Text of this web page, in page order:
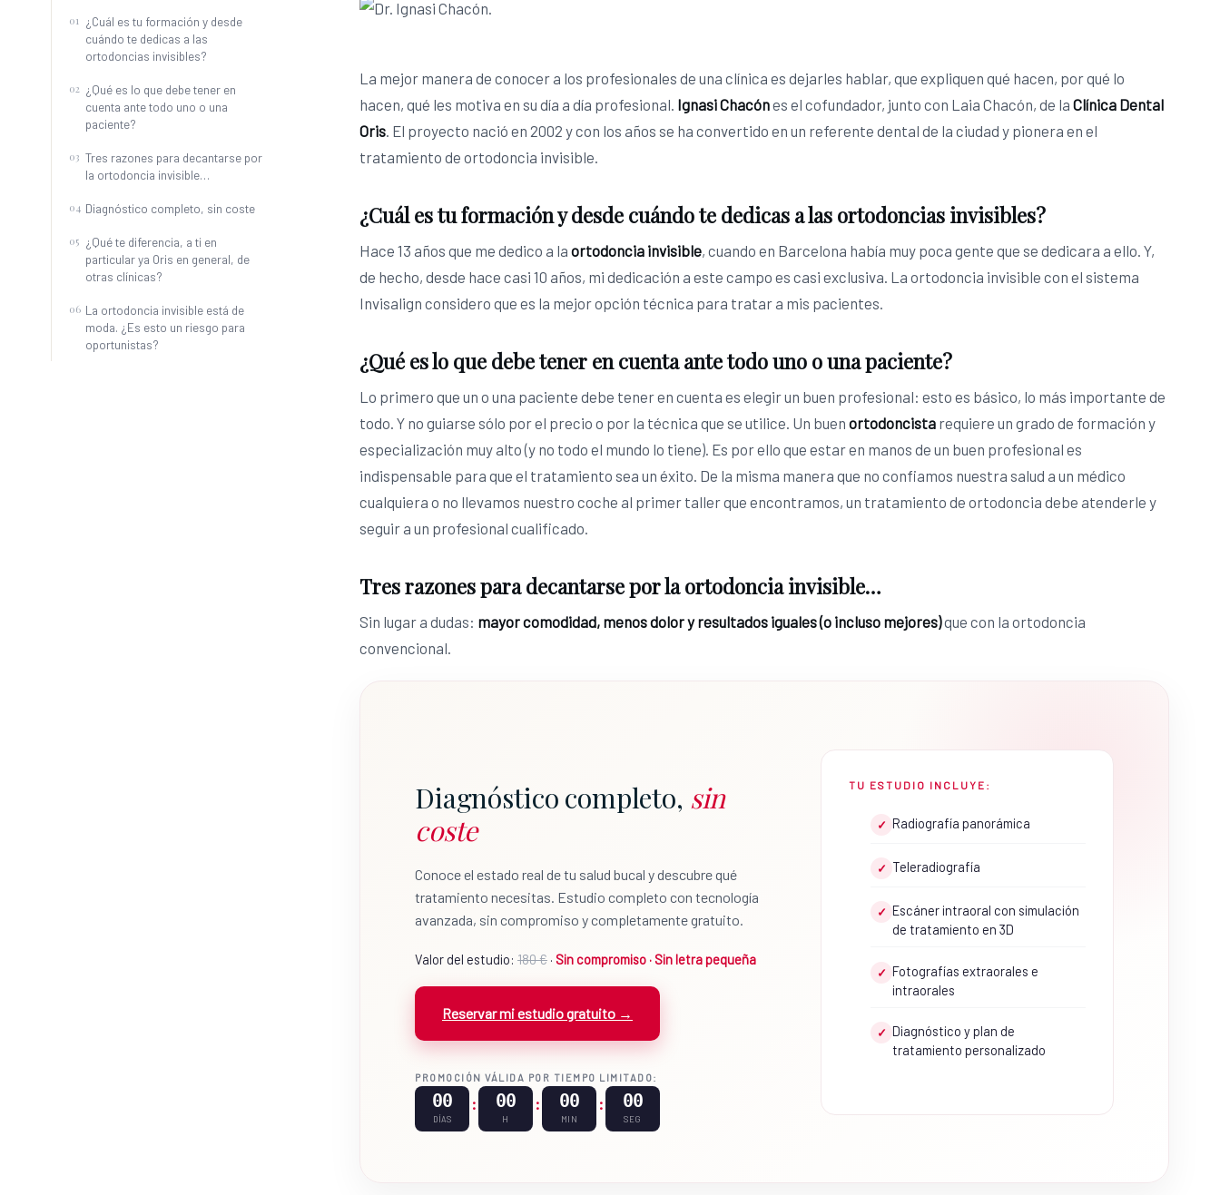
¿Cuál es tu formación y desde
cuándo te dedicas a las
ortodoncias invisibles?
¿Qué es lo que debe tener en
cuenta ante todo uno o una
paciente?
Tres razones para decantarse por
la ortodoncia invisible…
Diagnóstico completo, sin coste
¿Qué te diferencia, a ti en
particular ya Oris en general, de
otras clínicas?
La ortodoncia invisible está de
moda. ¿Es esto un riesgo para
oportunistas?
La mejor manera de conocer a los profesionales de una clínica es dejarles hablar, que expliquen qué hacen, por qué lo
hacen, qué les motiva en su día a día profesional. Ignasi Chacónes el cofundador, junto con Laia Chacón, de la Clínica Dental
Oris . El proyecto nació en 2002 y con los años se ha convertido en un referente dental de la ciudad y pionera en el
tratamiento de ortodoncia invisible.
¿Cuál es tu formación y desde cuándo te dedicas a las ortodoncias invisibles?
Hace 13 años que me dedico a la ortodoncia invisible, cuando en Barcelona había muy poca gente que se dedicara a ello. Y,
de hecho, desde hace casi 10 años, mi dedicación a este campo es casi exclusiva. La ortodoncia invisible con el sistema
Invisalign considero que es la mejor opción técnica para tratar a mis pacientes.
¿Qué es lo que debe tener en cuenta ante todo uno o una paciente?
Lo primero que un o una paciente debe tener en cuenta es elegir un buen profesional: esto es básico, lo más importante de
todo. Y no guiarse sólo por el precio o por la técnica que se utilice. Un buen ortodoncista requiere un grado de formación y
especialización muy alto (y no todo el mundo lo tiene). Es por ello que estar en manos de un buen profesional es
indispensable para que el tratamiento sea un éxito. De la misma manera que no confiamos nuestra salud a un médico
cualquiera o no llevamos nuestro coche al primer taller que encontramos, un tratamiento de ortodoncia debe atenderle y
seguir a un profesional cualificado.
Tres razones para decantarse por la ortodoncia invisible…
Sin lugar a dudas: mayor comodidad, menos dolor y resultados iguales (o incluso mejores)que con la ortodoncia
convencional.
Diagnóstico completo, sin
coste
Conoce el estado real de tu salud bucal y descubre qué
tratamiento necesitas. Estudio completo con tecnología
avanzada, sin compromiso y completamente gratuito.
Valor del estudio: 180 € · Sin compromiso · Sin letra pequeña
Reservar mi estudio gratuito →
PROMOCIÓN VÁLIDA POR TIEMPO LIMITADO:
00
DÍAS
: 00
H
: 00
MIN
: 00
SEG
TU ESTUDIO INCLUYE:
✓ Radiografía panorámica
✓ Teleradiografía
✓ Escáner intraoral con simulación
de tratamiento en 3D
✓ Fotografías extraorales e
intraorales
✓ Diagnóstico y plan de
tratamiento personalizado